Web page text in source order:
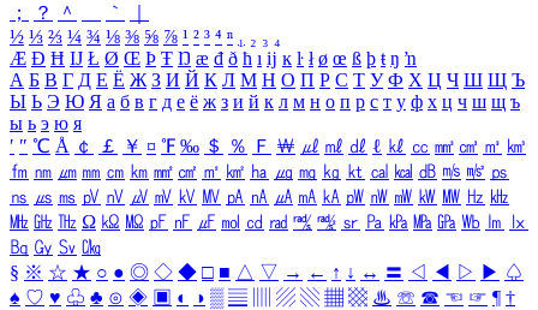
；
？ ＾ ｀
½ ⅓ ⅔ ¼ ¾ ⅛ ⅜ ⅝ ⅞ ¹ ² ³ ⁴ ⁿ ₁ ₂ ₃ ₄
Æ Ð Ħ Ĳ Ł Ø Œ Þ Ŧ Ŋ æ đ ð ħ ı ĳ ĸ ŀ ł ø œ ß þ ŧ ŋ ŉ
А Б В Г Д Е Ё Ж З И Й К Л М Н О П Р С Т У Ф Х Ц Ч Ш Щ Ъ
Ы Ь Э Ю Я а б в г д е ё ж з и й к л м н о п р с т у ф х ц ч ш щ ъ
ы ь э ю я
′ ″ ℃ Å ￠ ￡ ￥ ¤ ℉ ‰ ＄ ％ Ｆ ￦ ㎕ ㎖ ㎗ ℓ ㎘ ㏄ ㎣ ㎤ ㎥ ㎦
㎙ ㎚ ㎛ ㎜ ㎝ ㎞ ㎟ ㎠ ㎡ ㎢ ㏊ ㎍ ㎎ ㎏ ㏏ ㎈ ㎉ ㏈ ㎧ ㎨ ㎰
㎱ ㎲ ㎳ ㎴ ㎵ ㎶ ㎷ ㎸ ㎹ ㎀ ㎁ ㎂ ㎃ ㎄ ㎺ ㎻ ㎽ ㎾ ㎿ ㎐ ㎑
㎒ ㎓ ㎔ Ω ㏀ ㏁ ㎊ ㎋ ㎌ ㏖ ㏅ ㎭ ㎮ ㎯ ㏛ ㎩ ㎪ ㎫ ㎬ ㏝ ㏐
㏓
㏃ ㏉ ㏜ ㏆
§ ※ ☆ ★ ○ ● ◎ ◇ ◆ □ ■ △ ▽ → ← ↑ ↓ ↔ 〓 ◁ ◀ ▷ ▶ ♤
♠ ♡ ♥ ♧ ♣ ⊙ ◈ ▣ ◐ ◑ ▒ ▤ ▨ ▧ ▦ ▩ ♨ ☏ ☎ ☜ ☞ ¶ †